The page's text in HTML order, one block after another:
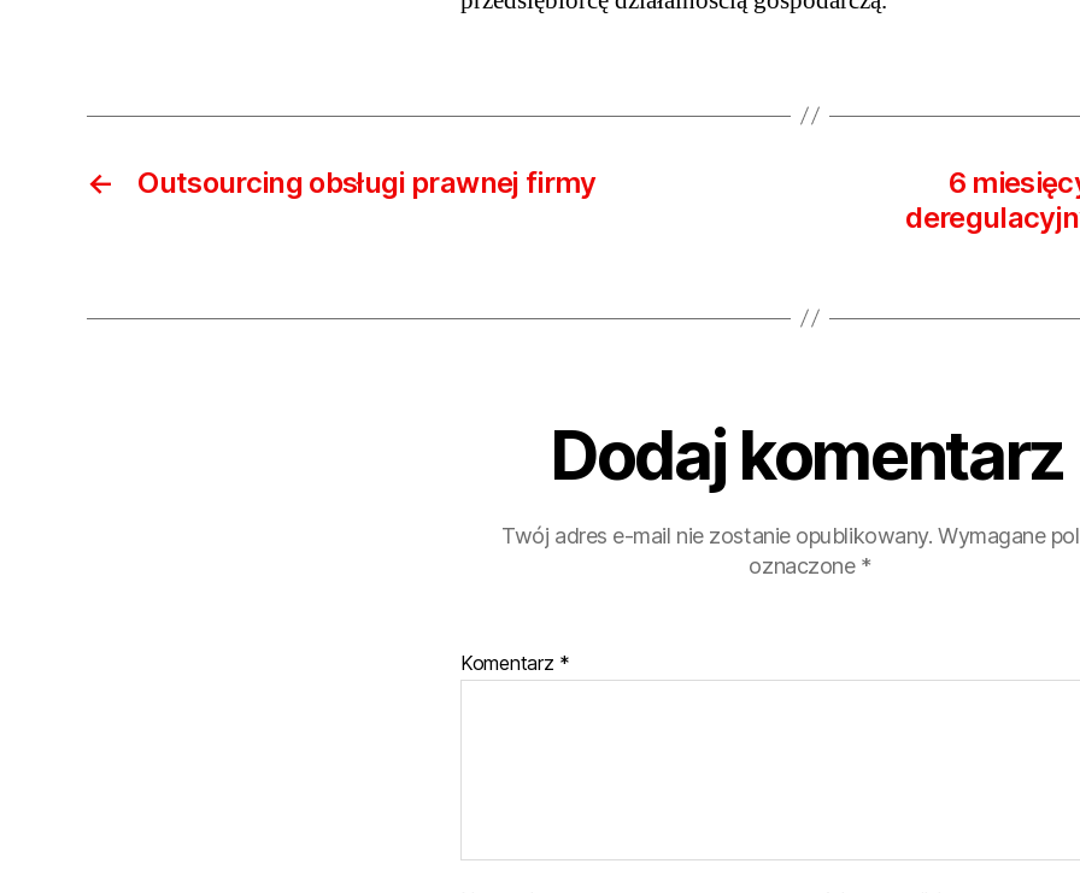
← Outsourcing obsługi prawnej firmy
6
Dodaj komentarz
Twój adres e-mail nie zostanie opublikowany. Wymagane
oznaczone *
Komentarz *